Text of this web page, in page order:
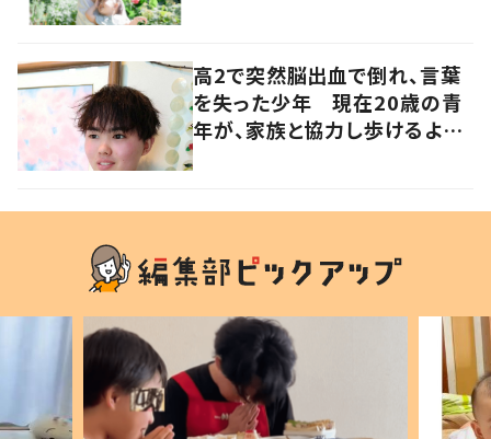
高2で突然脳出血で倒れ、言葉
を失った少年 現在20歳の青
年が、家族と協力し歩けるよう